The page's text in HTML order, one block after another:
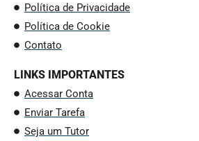
Política de Privacidade
Política de Cookie
Contato
LINKS IMPORTANTES
Acessar Conta
Enviar Tarefa
Seja um Tutor